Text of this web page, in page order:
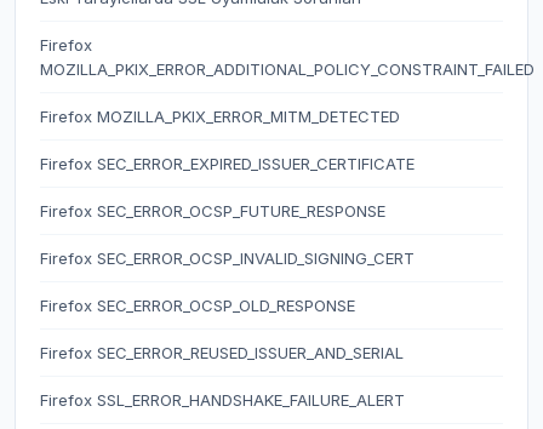
Firefox
MOZILLA_PKIX_ERROR_ADDITIONAL_POLICY_CONSTRAINT_FAILED
Firefox MOZILLA_PKIX_ERROR_MITM_DETECTED
Firefox SEC_ERROR_EXPIRED_ISSUER_CERTIFICATE
Firefox SEC_ERROR_OCSP_FUTURE_RESPONSE
Firefox SEC_ERROR_OCSP_INVALID_SIGNING_CERT
Firefox SEC_ERROR_OCSP_OLD_RESPONSE
Firefox SEC_ERROR_REUSED_ISSUER_AND_SERIAL
Firefox SSL_ERROR_HANDSHAKE_FAILURE_ALERT